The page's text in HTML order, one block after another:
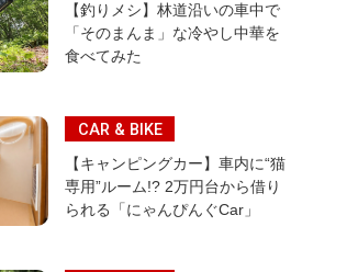
【釣りメシ】林道沿いの車中で
「そのまんま」な冷やし中華を
食べてみた
CAR & BIKE
【キャンピングカー】車内に“猫
専用”ルーム!? 2万円台から借り
られる「にゃんぴんぐCar」